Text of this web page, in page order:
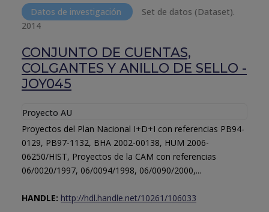
Datos de investigación
Set de datos (Dataset).
2014
CONJUNTO DE CUENTAS,
COLGANTES Y ANILLO DE SELLO -
JOY045
Proyecto AU
Proyectos del Plan Nacional I+D+I con referencias PB94-
0129, PB97-1132, BHA 2002-00138, HUM 2006-
06250/HIST, Proyectos de la CAM con referencias
06/0020/1997, 06/0094/1998, 06/0090/2000,...
HANDLE: http://hdl.handle.net/10261/106033